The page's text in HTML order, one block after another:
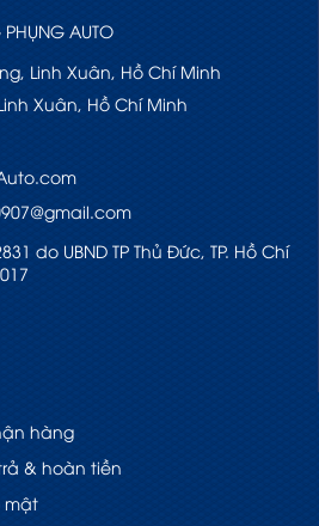
AUTO
Linh Xuân, Hồ Chí Minh
Xuân, Hồ Chí Minh
do UBND TP Thủ Đức, TP. Hồ Chí
hàng
& hoàn tiền
mật